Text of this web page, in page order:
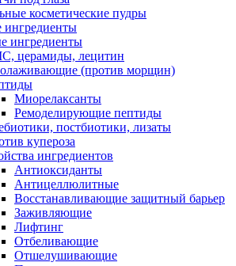
косметические пудры
ингредиенты
ингредиенты
церамиды, лецитин
(против морщин)
Миорелаксанты
Ремоделирующие пептиды
постбиотики, лизаты
купероза
ингредиентов
Антиоксиданты
Антицеллюлитные
Восстанавливающие защитный барьер
Заживляющие
Лифтинг
Отбеливающие
Отшелушивающие